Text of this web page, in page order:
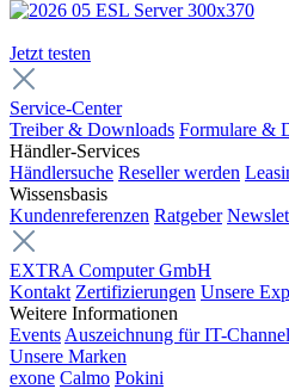
Jetzt testen
Service-Center
Treiber & Downloads Formulare &
Händler-Services
Händlersuche Reseller werden
Wissensbasis
Kundenreferenzen Ratgeber
EXTRA Computer GmbH
Kontakt Zertifizierungen Unsere
Weitere Informationen
Events Auszeichnung für IT-Channel
Unsere Marken
exone Calmo Pokini